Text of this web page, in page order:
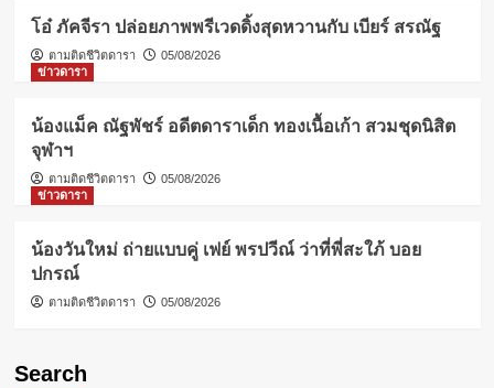
โอ๋ ภัคจีรา ปล่อยภาพพรีเวดดิ้งสุดหวานกับ เบียร์ สรณัฐ
ตามติดชีวิตดารา
05/08/2026
ข่าวดารา
น้องแม็ค ณัฐพัชร์ อดีตดาราเด็ก ทองเนื้อเก้า สวมชุดนิสิต
จุฬาฯ
ตามติดชีวิตดารา
05/08/2026
ข่าวดารา
น้องวันใหม่ ถ่ายแบบคู่ เฟย์ พรปวีณ์ ว่าที่พี่สะใภ้ บอย
ปกรณ์
ตามติดชีวิตดารา 05/08/2026
Search